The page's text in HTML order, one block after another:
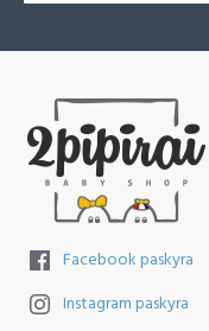
Facebook paskyra
Instagram paskyra